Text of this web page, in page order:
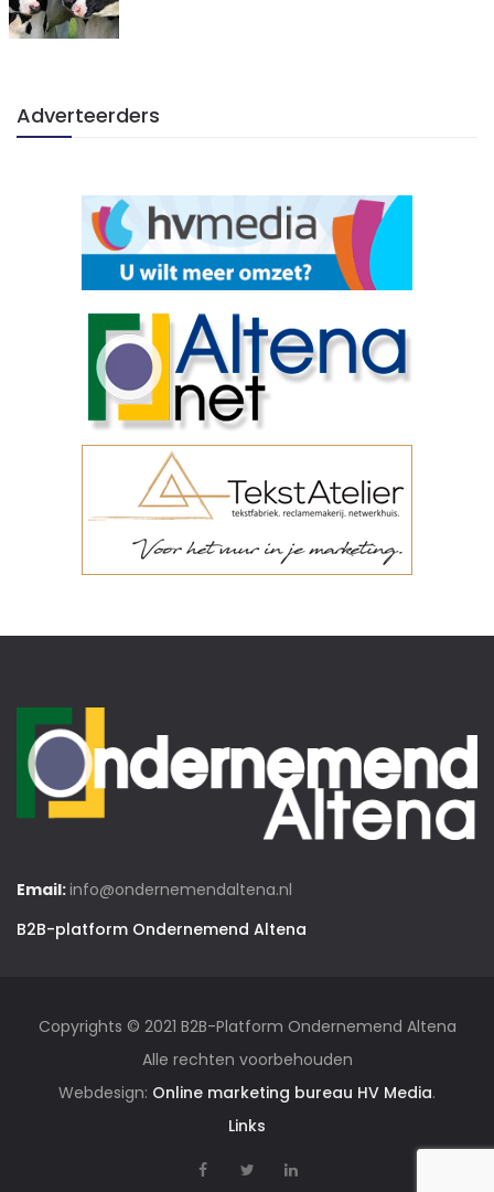
Adverteerders
Email:info@ondernemendaltena.nl
B2B-platform Ondernemend Altena
Copyrights © 2021 B2B-Platform Ondernemend Altena
Alle rechten voorbehouden
Webdesign: Online marketing bureau HV Media.
Links